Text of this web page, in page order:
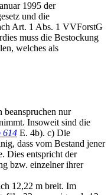
1995 der
und die
Art. 1 Abs. 1 VVForstG
muss die Bestockung
welches als
beanspruchen nur
Insoweit sind die
614 E. 4b). c) Die
dass vom Bestand jener
Dies entspricht der
bzw. einzelner ihrer
12,22 m breit. Im